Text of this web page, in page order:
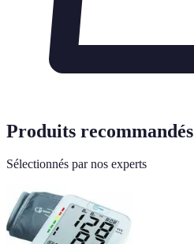
Produits recommandés
Sélectionnés par nos experts